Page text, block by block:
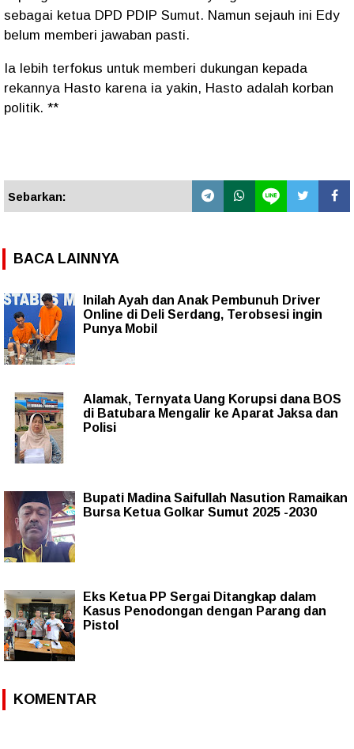
sebagai ketua DPD PDIP Sumut. Namun sejauh ini Edy
belum memberi jawaban pasti.
Ia lebih terfokus untuk memberi dukungan kepada
rekannya Hasto karena ia yakin, Hasto adalah korban
politik. **
Sebarkan:
BACA LAINNYA
Inilah Ayah dan Anak Pembunuh Driver
Online di Deli Serdang, Terobsesi ingin
Punya Mobil
Alamak, Ternyata Uang Korupsi dana BOS
di Batubara Mengalir ke Aparat Jaksa dan
Polisi
Bupati Madina Saifullah Nasution Ramaikan
Bursa Ketua Golkar Sumut 2025 -2030
Eks Ketua PP Sergai Ditangkap dalam
Kasus Penodongan dengan Parang dan
Pistol
KOMENTAR